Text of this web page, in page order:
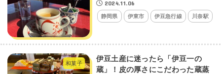
2024.11.06
静岡県 伊東市 伊豆急行線 川奈駅
和菓子
伊豆土産に迷ったら「伊豆一の
蔵」！皮の厚さにこだわった蔵蒸